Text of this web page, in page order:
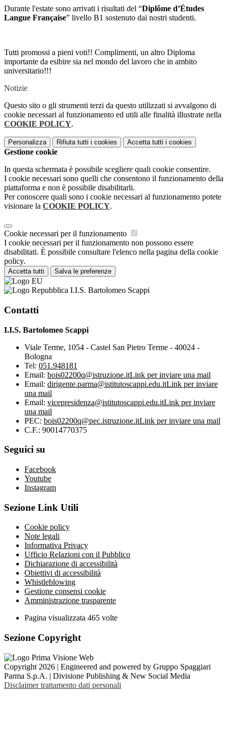
Durante l'estate sono arrivati i risultati del “Diplôme d’Études
Langue Française” livello B1 sostenuto dai nostri studenti.
Tutti promossi a pieni voti!! Complimenti, un altro Diploma
importante da esibire sia nel mondo del lavoro che in ambito
universitario!!!
Notizie
Questo sito o gli strumenti terzi da questo utilizzati si avvalgono di
cookie necessari al funzionamento ed utili alle finalità illustrate nella
COOKIE POLICY.
Personalizza Rifiuta tutti i cookies Accetta tutti i cookies
Gestione cookie
In questa schermata è possibile scegliere quali cookie consentire.
I cookie necessari sono quelli che consentono il funzionamento della
piattaforma e non è possibile disabilitarli.
Per conoscere quali sono i cookie necessari al funzionamento potete
visionare la COOKIE POLICY.
Cookie necessari per il funzionamento
I cookie necessari per il funzionamento non possono essere
disabilitati. È possibile consultare l'elenco nella pagina della cookie
policy.
Accetta tutti Salva le preferenze
I.I.S. Bartolomeo Scappi
Contatti
I.I.S. Bartolomeo Scappi
Viale Terme, 1054 - Castel San Pietro Terme - 40024 -
Bologna
Tel: 051.948181
Email: bois02200q@istruzione.itLink per inviare una mail
Email: dirigente.parma@istitutoscappi.edu.itLink per inviare
una mail
Email: vicepresidenza@istitutoscappi.edu.itLink per inviare
una mail
PEC: bois02200q@pec.istruzione.itLink per inviare una mail
C.F.: 90014770375
Seguici su
Facebook
Youtube
Instagram
Sezione Link Utili
Cookie policy
Note legali
Informativa Privacy
Ufficio Relazioni con il Pubblico
Dichiarazione di accessibilità
Obiettivi di accessibilità
Whistleblowing
Gestione consensi cookie
Amministrazione trasparente
Pagina visualizzata 465 volte
Sezione Copyright
Copyright 2026 | Engineered and powered by Gruppo Spaggiari
Parma S.p.A. | Divisione Publishing & New Social Media
Disclaimer trattamento dati personali